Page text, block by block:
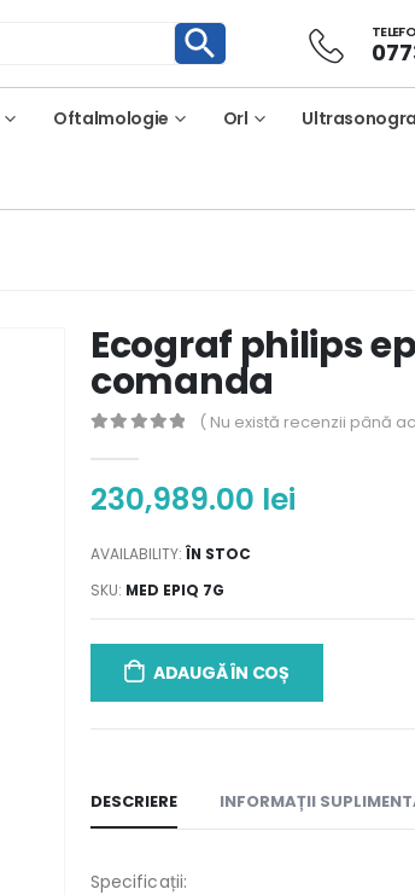
Oftalmologie Orl
Ecograf philips
comanda
( Nu există recenzii până
230,989.00 lei
AVAILABILITY: ÎN STOC
SKU: MED EPIQ 7G
ADAUGĂ ÎN COȘ
DESCRIERE INFORMAȚII
Specificații: